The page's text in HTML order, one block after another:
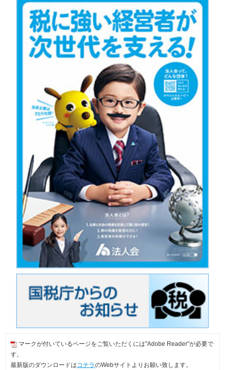
マークが付いているページをご覧いただくには"Adobe Reader"が必要で
す。
最新版のダウンロードは コチラのWebサイトよりお願い致します。